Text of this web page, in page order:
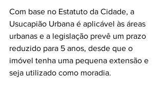
Com base no Estatuto da Cidade, a
Usucapião Urbana é aplicável às áreas
urbanas e a legislação prevê um prazo
reduzido para 5 anos, desde que o
imóvel tenha uma pequena extensão e
seja utilizado como moradia.